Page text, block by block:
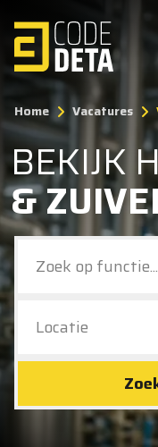
Home Vacatures
BEKIJK
&